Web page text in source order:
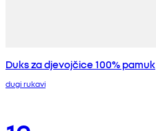
Duks za djevojčice 100% pamuk
dugi rukavi